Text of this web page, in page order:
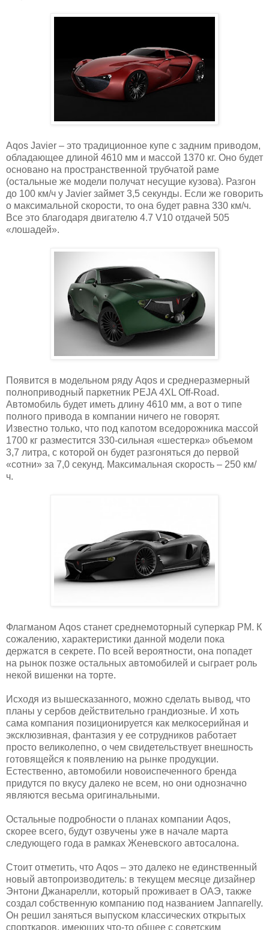
Aqos Javier – это традиционное купе с задним приводом,
обладающее длиной 4610 мм и массой 1370 кг. Оно будет
основано на пространственной трубчатой раме
(остальные же модели получат несущие кузова). Разгон
до 100 км/ч у Javier займет 3,5 секунды. Если же говорить
о максимальной скорости, то она будет равна 330 км/ч.
Все это благодаря двигателю 4.7 V10 отдачей 505
«лошадей».
Появится в модельном ряду Aqos и среднеразмерный
полноприводный паркетник PEJA 4XL Off-Road.
Автомобиль будет иметь длину 4610 мм, а вот о типе
полного привода в компании ничего не говорят.
Известно только, что под капотом вседорожника массой
1700 кг разместится 330-сильная «шестерка» объемом
3,7 литра, с которой он будет разгоняться до первой
«сотни» за 7,0 секунд. Максимальная скорость – 250 км/
ч.
Флагманом Aqos станет среднемоторный суперкар PM. К
сожалению, характеристики данной модели пока
держатся в секрете. По всей вероятности, она попадет
на рынок позже остальных автомобилей и сыграет роль
некой вишенки на торте.
Исходя из вышесказанного, можно сделать вывод, что
планы у сербов действительно грандиозные. И хоть
сама компания позиционируется как мелкосерийная и
эксклюзивная, фантазия у ее сотрудников работает
просто великолепно, о чем свидетельствует внешность
готовящейся к появлению на рынке продукции.
Естественно, автомобили новоиспеченного бренда
придутся по вкусу далеко не всем, но они однозначно
являются весьма оригинальными.
Остальные подробности о планах компании Aqos,
скорее всего, будут озвучены уже в начале марта
следующего года в рамках Женевского автосалона.
Стоит отметить, что Aqos – это далеко не единственный
новый автопроизводитель: в текущем месяце дизайнер
Энтони Джанарелли, который проживает в ОАЭ, также
создал собственную компанию под названием Jannarelly.
Он решил заняться выпуском классических открытых
спорткаров, имеющих что-то общее с советским